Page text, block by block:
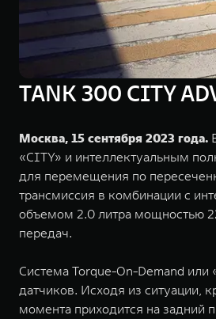
TANK 300 CITY
Москва, 15 сентября 2023 года.
«CITY» и интеллектуальным
для перемещения по
трансмиссия в комбинации с
объемом 2.0 литра мощностью
передач.
Система Torque-On-Demand
датчиков. Исходя из ситуации,
момента приходится на задний